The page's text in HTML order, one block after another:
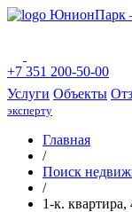
ЮнионПарк
+7 351 200-50-00
Услуги Объекты
эксперту
Главная
/
Поиск
/
1-к. квартира,